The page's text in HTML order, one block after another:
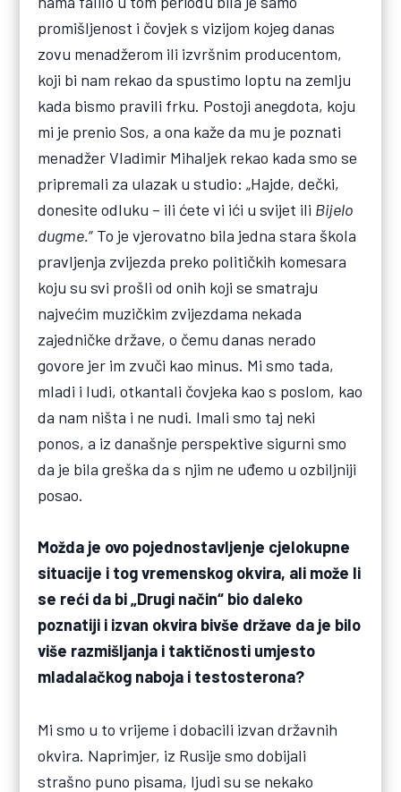
promišljenost i čovjek s vizijom kojeg danas
zovu menadžerom ili izvršnim producentom,
koji bi nam rekao da spustimo loptu na zemlju
kada bismo pravili frku. Postoji anegdota, koju
mi je prenio Sos, a ona kaže da mu je poznati
menadžer Vladimir Mihaljek rekao kada smo se
pripremali za ulazak u studio: „Hajde, dečki,
donesite odluku – ili ćete vi ići u svijet ili Bijelo
dugme.“ To je vjerovatno bila jedna stara škola
pravljenja zvijezda preko političkih komesara
koju su svi prošli od onih koji se smatraju
najvećim muzičkim zvijezdama nekada
zajedničke države, o čemu danas nerado
govore jer im zvuči kao minus. Mi smo tada,
mladi i ludi, otkantali čovjeka kao s poslom, kao
da nam ništa i ne nudi. Imali smo taj neki
ponos, a iz današnje perspektive sigurni smo
da je bila greška da s njim ne uđemo u ozbiljniji
posao.
Možda je ovo pojednostavljenje cjelokupne
situacije i tog vremenskog okvira, ali može li
se reći da bi „Drugi način“ bio daleko
poznatiji i izvan okvira bivše države da je bilo
više razmišljanja i taktičnosti umjesto
mladalačkog naboja i testosterona?
Mi smo u to vrijeme i dobacili izvan državnih
okvira. Naprimjer, iz Rusije smo dobijali
strašno puno pisama, ljudi su se nekako